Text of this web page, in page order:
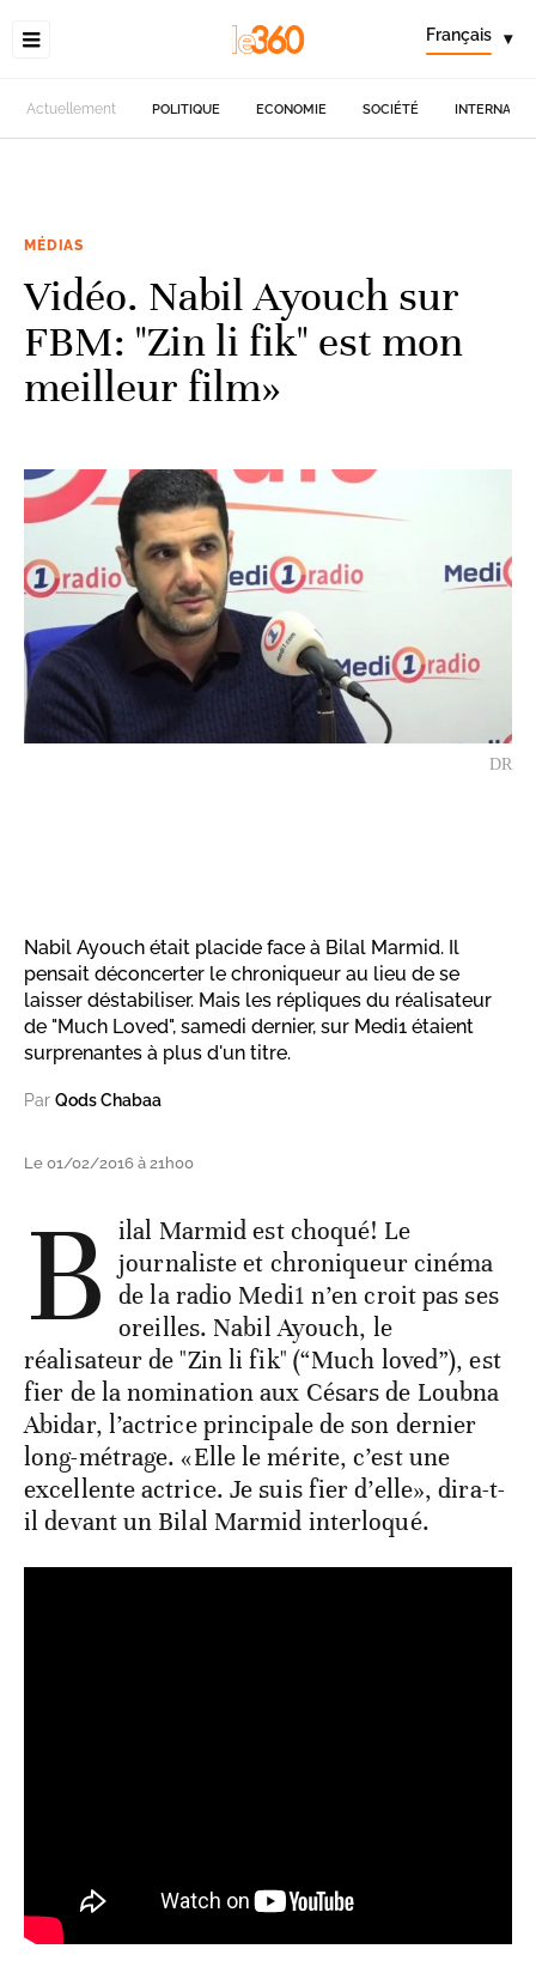
Français ▾
Actuellement POLITIQUE ECONOMIE SOCIÉTÉ
MÉDIAS
Vidéo. Nabil Ayouch sur
FBM: "Zin li fik" est mon
meilleur film»
DR
Nabil Ayouch était placide face à Bilal Marmid. Il
pensait déconcerter le chroniqueur au lieu de se
laisser déstabiliser. Mais les répliques du réalisateur
de "Much Loved", samedi dernier, sur Medi1 étaient
surprenantes à plus d'un titre.
Par Qods Chabaa
Le 01/02/2016 à 21h00
B ilal Marmid est choqué! Le
journaliste et chroniqueur cinéma
de la radio Medi1 n’en croit pas ses
oreilles. Nabil Ayouch, le
réalisateur de "Zin li fik" (“Much loved”), est
fier de la nomination aux Césars de Loubna
Abidar, l’actrice principale de son dernier
long-métrage. «Elle le mérite, c’est une
excellente actrice. Je suis fier d’elle», dira-t-
il devant un Bilal Marmid interloqué.